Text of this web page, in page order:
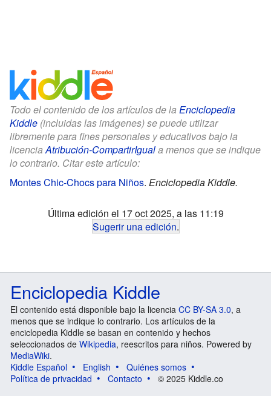
Todo el contenido de los artículos de la Enciclopedia
Kiddle (incluidas las imágenes) se puede utilizar
libremente para fines personales y educativos bajo la
licenciaAtribución-CompartirIguala menos que se indique
lo contrario. Citar este artículo:
Montes Chic-Chocs para Niños. Enciclopedia Kiddle.
Última edición el 17 oct 2025, a las 11:19
Sugerir una edición.
Enciclopedia Kiddle
El contenido está disponible bajo la licencia CC BY-SA 3.0, a
menos que se indique lo contrario. Los artículos de la
enciclopedia Kiddle se basan en contenido y hechos
seleccionados de Wikipedia, reescritos para niños. Powered by
MediaWiki.
Kiddle Español
English
Quiénes somos
Política de privacidad
Contacto © 2025 Kiddle.co